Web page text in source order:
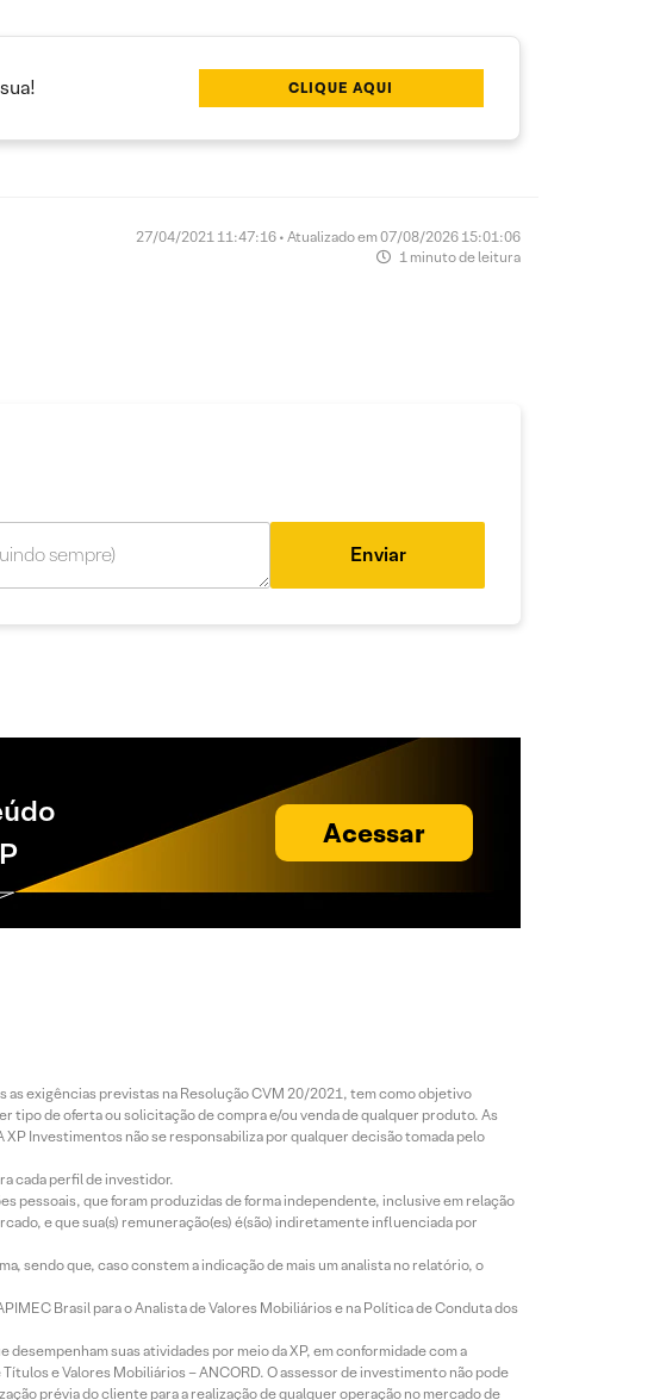
CLIQUE AQUI
27/04/2021 11:47:16 • Atualizado em 07/08/2026 15:01:06
1 minuto de leitura
Enviar
Acessar
as exigências previstas na Resolução CVM 20/2021, tem como objetivo
de oferta ou solicitação de compra e/ou venda de qualquer produto. As
Investimentos não se responsabiliza por qualquer decisão tomada pelo
cada perfil de investidor.
pessoais, que foram produzidas de forma independente, inclusive em relação
e que sua(s) remuneração(es) é(são) indiretamente influenciada por
sendo que, caso constem a indicação de mais um analista no relatório, o
Brasil para o Analista de Valores Mobiliários e na Política de Conduta dos
suas atividades por meio da XP, em conformidade com a
e Valores Mobiliários – ANCORD. O assessor de investimento não pode
prévia do cliente para a realização de qualquer operação no mercado de